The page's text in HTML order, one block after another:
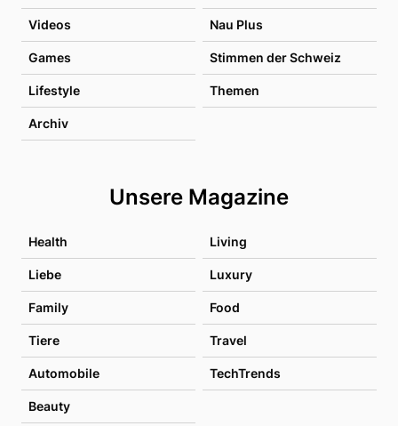
Videos Nau Plus
Games Stimmen der Schweiz
Lifestyle Themen
Archiv
Unsere Magazine
Health Living
Liebe Luxury
Family Food
Tiere Travel
Automobile TechTrends
Beauty